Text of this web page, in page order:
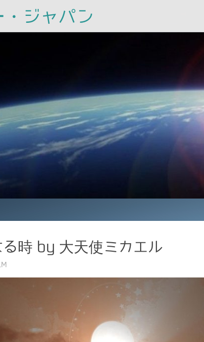
ジャパン
時 by 大天使ミカエル
LM